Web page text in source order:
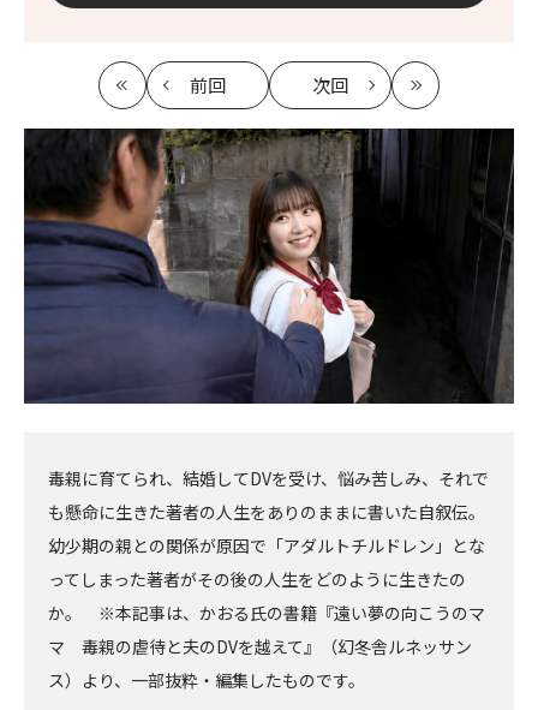
最
初
前回
記
事
へ
次回
記
事
へ
最
新
毒親に育てられ、結婚してDVを受け、悩み苦しみ、それで
も懸命に生きた著者の人生をありのままに書いた自叙伝。
幼少期の親との関係が原因で「アダルトチルドレン」とな
ってしまった著者がその後の人生をどのように生きたの
か。 ※本記事は、かおる氏の書籍『遠い夢の向こうのマ
マ 毒親の虐待と夫のDVを越えて』（幻冬舎ルネッサン
ス）より、一部抜粋・編集したものです。